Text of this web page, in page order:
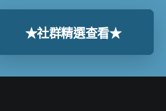
★社群精選查看★